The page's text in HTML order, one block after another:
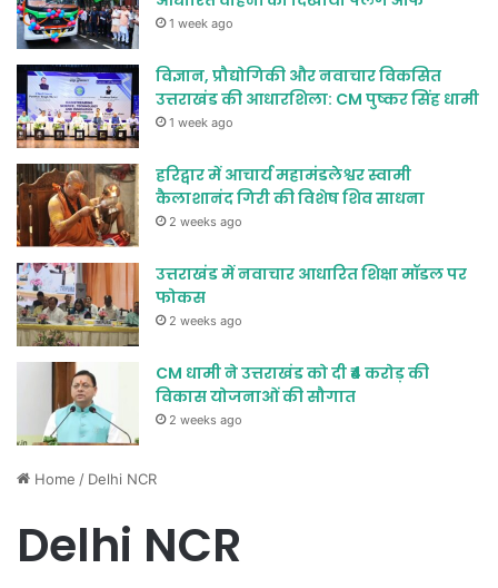
Home / Delhi NCR
Delhi NCR
1 week ago
विज्ञान, प्रौद्योगिकी और नवाचार विकसित
उत्तराखंड की आधारशिला: CM पुष्कर सिंह धामी
1 week ago
हरिद्वार में आचार्य महामंडलेश्वर स्वामी
कैलाशानंद गिरी की विशेष शिव साधना
2 weeks ago
उत्तराखंड में नवाचार आधारित शिक्षा मॉडल पर
फोकस
2 weeks ago
CM धामी ने उत्तराखंड को दी ₹4 करोड़ की
विकास योजनाओं की सौगात
2 weeks ago